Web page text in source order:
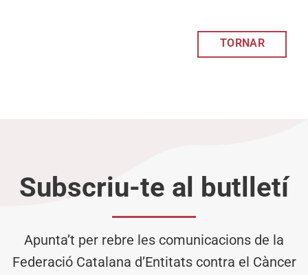
TORNAR
Subscriu-te al butlletí
Apunta’t per rebre les comunicacions de la
Federació Catalana d’Entitats contra el Càncer